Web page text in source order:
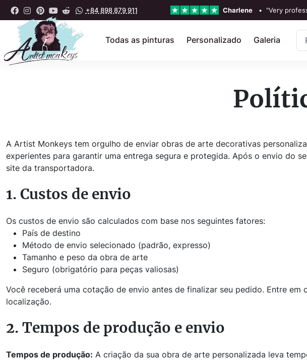
+84 898 879 911 Charlene • "Very
Ronan
Todas as pinturas Personalizado Galeria
A Artist Monkeys tem orgulho de enviar obras de arte decorativas
experientes para garantir uma entrega segura e protegida. Após o envio do
site da transportadora.
1. Custos de envio
Os custos de envio são calculados com base nos seguintes fatores:
País de destino
Método de envio selecionado (padrão, expresso)
Tamanho e peso da obra de arte
Seguro (obrigatório para peças valiosas)
Você receberá uma cotação de envio antes de finalizar seu pedido. Entre
localização.
2. Tempos de produção e envio
Tempos de produção: A criação da sua obra de arte personalizada leva